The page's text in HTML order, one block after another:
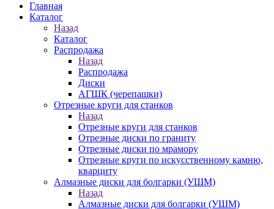
Главная
Каталог
Назад
Каталог
Распродажа
Назад
Распродажа
Диски
АГШК (черепашки)
Отрезные круги для станков
Назад
Отрезные круги для станков
Отрезные диски по граниту
Отрезные диски по мрамору
Отрезные круги по искусственному камню,
кварциту
Алмазные диски для болгарки (УШМ)
Назад
Алмазные диски для болгарки (УШМ)